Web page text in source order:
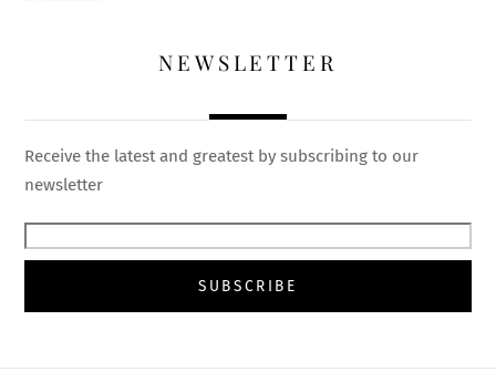
NEWSLETTER
Receive the latest and greatest by subscribing to our
newsletter